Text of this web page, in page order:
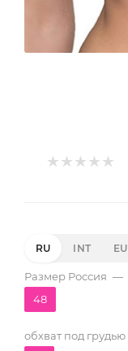
RU INT EU
Размер Россия —
48
обхват под грудью